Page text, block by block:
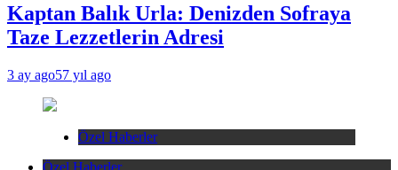
Kaptan Balık Urla: Denizden Sofraya
Taze Lezzetlerin Adresi
3 ay ago57 yıl ago
Özel Haberler
Özel Haberler